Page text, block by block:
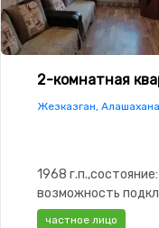
2-комнатная
Жезказган, Алашахана
1968
возможность
кухня,Кладовка
частное лицо